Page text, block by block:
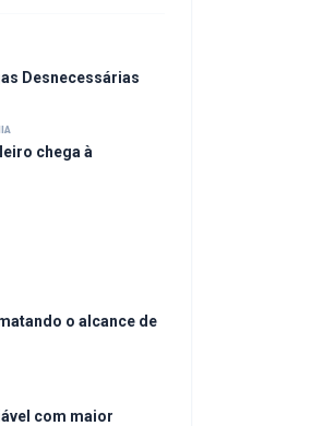
Desnecessárias
chega à
o alcance de
com maior